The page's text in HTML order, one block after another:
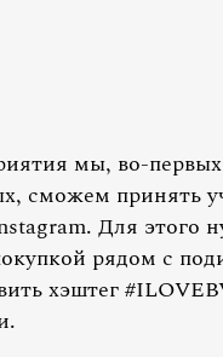
мы, во-
сможем принять
Для этого
рядом с
хэштег